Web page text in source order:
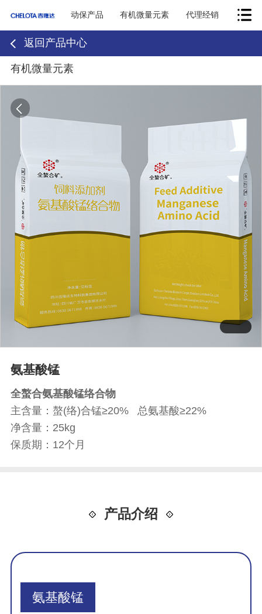
动保产品 有机微量元素 代理经销
返回产品中心
有机微量元素
氨基酸锰
全螯合氨基酸锰络合物
主含量：螯(络)合锰≥20% 总氨基酸≥22%
净含量：25kg
保质期：12个月
产品介绍
氨基酸锰